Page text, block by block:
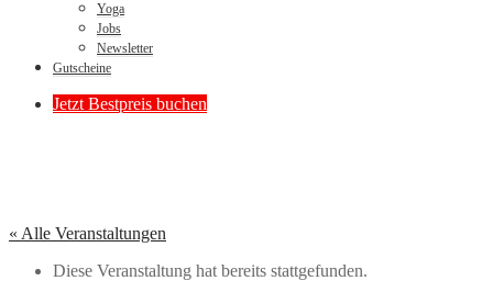
Yoga
Jobs
Newsletter
Gutscheine
Jetzt Bestpreis buchen
« Alle Veranstaltungen
Diese Veranstaltung hat bereits stattgefunden.